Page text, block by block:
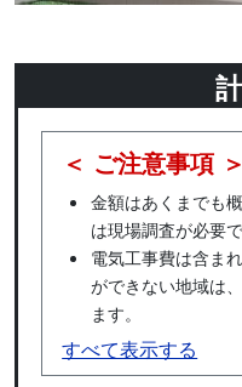
＜ ご注意事項 ＞
金額はあくまでも
は現場調査が必要で
電気工事費は含ま
ができない地域は
ます。
すべて表示する